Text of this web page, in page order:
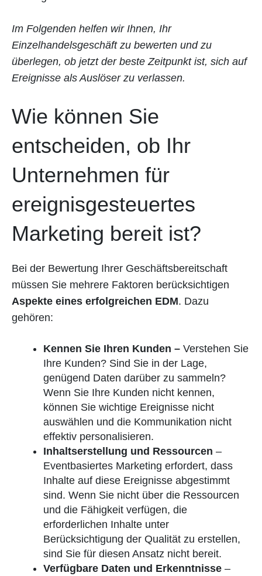
Im Folgenden helfen wir Ihnen, Ihr
Einzelhandelsgeschäft zu bewerten und zu
überlegen, ob jetzt der beste Zeitpunkt ist, sich auf
Ereignisse als Auslöser zu verlassen.
Wie können Sie
entscheiden, ob Ihr
Unternehmen für
ereignisgesteuertes
Marketing bereit ist?
Bei der Bewertung Ihrer Geschäftsbereitschaft
müssen Sie mehrere Faktoren berücksichtigen
Aspekte eines erfolgreichen EDM. Dazu
gehören:
Kennen Sie Ihren Kunden – Verstehen Sie
Ihre Kunden? Sind Sie in der Lage,
genügend Daten darüber zu sammeln?
Wenn Sie Ihre Kunden nicht kennen,
können Sie wichtige Ereignisse nicht
auswählen und die Kommunikation nicht
effektiv personalisieren.
Inhaltserstellung und Ressourcen –
Eventbasiertes Marketing erfordert, dass
Inhalte auf diese Ereignisse abgestimmt
sind. Wenn Sie nicht über die Ressourcen
und die Fähigkeit verfügen, die
erforderlichen Inhalte unter
Berücksichtigung der Qualität zu erstellen,
sind Sie für diesen Ansatz nicht bereit.
Verfügbare Daten und Erkenntnisse –